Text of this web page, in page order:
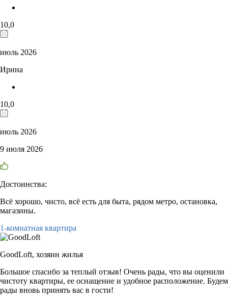
10,0
июль 2026
Ирина
10,0
июль 2026
9 июля 2026
Достоинства:
Всё хорошо, чисто, всё есть для быта, рядом метро, остановка,
магазины.
1-комнатная квартира
GoodLoft, хозяин жилья
Большое спасибо за теплый отзыв! Очень рады, что вы оценили
чистоту квартиры, ее оснащение и удобное расположение. Будем
рады вновь принять вас в гости!